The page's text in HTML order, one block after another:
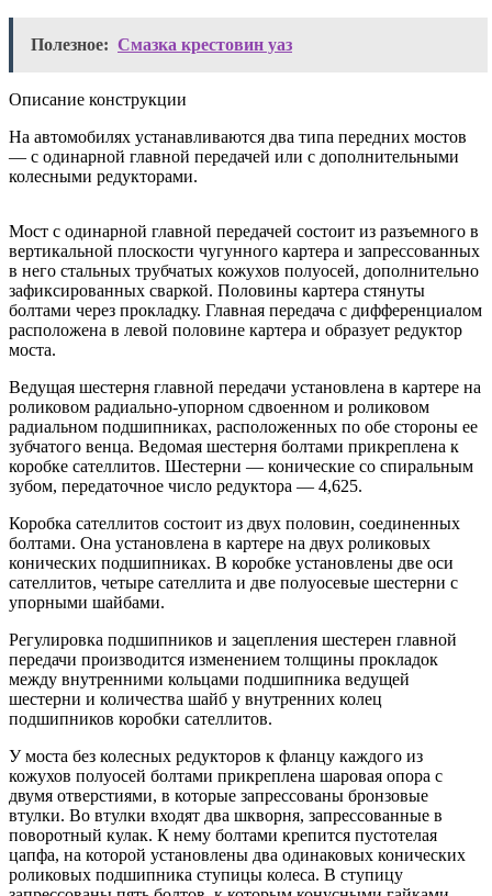
Полезное: Смазка крестовин уаз
Описание конструкции
На автомобилях устанавливаются два типа передних мостов
— с одинарной главной передачей или с дополнительными
колесными редукторами.
Мост с одинарной главной передачей состоит из разъемного в
вертикальной плоскости чугунного картера и запрессованных
в него стальных трубчатых кожухов полуосей, дополнительно
зафиксированных сваркой. Половины картера стянуты
болтами через прокладку. Главная передача с дифференциалом
расположена в левой половине картера и образует редуктор
моста.
Ведущая шестерня главной передачи установлена в картере на
роликовом радиально-упорном сдвоенном и роликовом
радиальном подшипниках, расположенных по обе стороны ее
зубчатого венца. Ведомая шестерня болтами прикреплена к
коробке сателлитов. Шестерни — конические со спиральным
зубом, передаточное число редуктора — 4,625.
Коробка сателлитов состоит из двух половин, соединенных
болтами. Она установлена в картере на двух роликовых
конических подшипниках. В коробке установлены две оси
сателлитов, четыре сателлита и две полуосевые шестерни с
упорными шайбами.
Регулировка подшипников и зацепления шестерен главной
передачи производится изменением толщины прокладок
между внутренними кольцами подшипника ведущей
шестерни и количества шайб у внутренних колец
подшипников коробки сателлитов.
У моста без колесных редукторов к фланцу каждого из
кожухов полуосей болтами прикреплена шаровая опора с
двумя отверстиями, в которые запрессованы бронзовые
втулки. Во втулки входят два шкворня, запрессованные в
поворотный кулак. К нему болтами крепится пустотелая
цапфа, на которой установлены два одинаковых конических
роликовых подшипника ступицы колеса. В ступицу